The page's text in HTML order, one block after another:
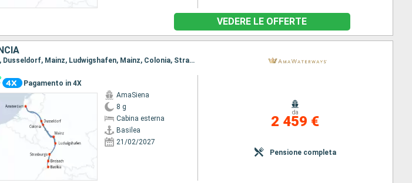
VEDERE LE OFFERTE
Itinerario : Basilea, Amsterdam, Breisach, Strasburgo, Dusseldorf, Mainz, Ludwigshafen, Mainz, Colonia, Strasburgo, Amsterdam, Breisach, Basilea
Pagamento in 4X
AmaSiena
8 g
Cabina esterna
Basilea
21/02/2027
da
2 459 €
Pensione completa